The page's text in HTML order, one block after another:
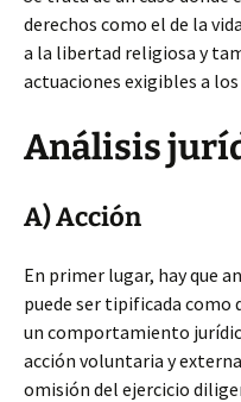
derechos como el de la
a la libertad religiosa y
actuaciones exigibles a
Análisis
A) Acción
En primer lugar, hay que
puede ser tipificada como
un comportamiento
acción voluntaria y
omisión del ejercicio